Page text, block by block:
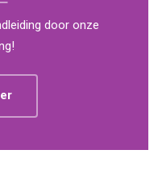
door onze